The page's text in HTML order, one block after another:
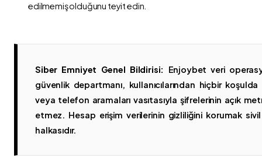
edilmemiş olduğunu teyit edin.
Siber Emniyet Genel Bildirisi:
Enjoybet veri
güvenlik departmanı, kullanıcılarından hiçbir
veya telefon aramaları vasıtasıyla şifrelerinin açık
etmez. Hesap erişim verilerinin gizliliğini korumak
halkasıdır.